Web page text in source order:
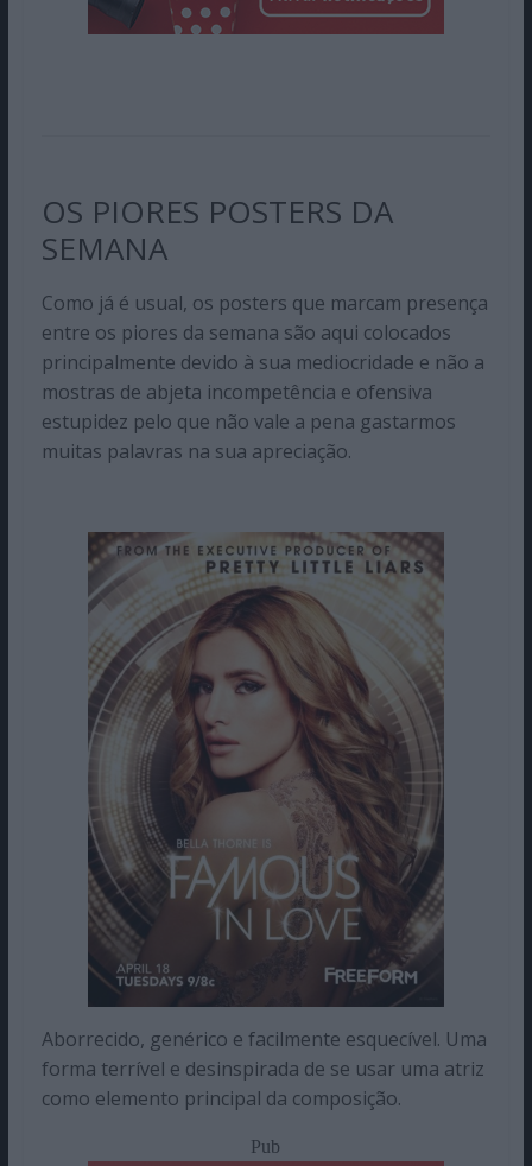
OS PIORES POSTERS DA
SEMANA
Como já é usual, os posters que marcam presença
entre os piores da semana são aqui colocados
principalmente devido à sua mediocridade e não a
mostras de abjeta incompetência e ofensiva
estupidez pelo que não vale a pena gastarmos
muitas palavras na sua apreciação.
Aborrecido, genérico e facilmente esquecível. Uma
forma terrível e desinspirada de se usar uma atriz
como elemento principal da composição.
Pub